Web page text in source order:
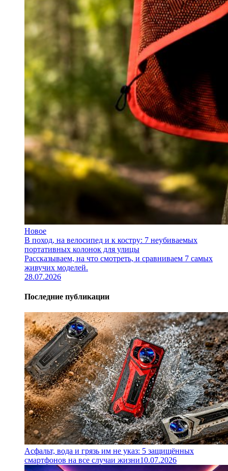
Новое
В поход, на велосипед и к костру: 7 неубиваемых
портативных колонок для улицы
Рассказываем, на что смотреть, и сравниваем 7 самых
живучих моделей.
28.07.2026
Последние публикации
Асфальт, вода и грязь им не указ: 5 защищённых
смартфонов на все случаи жизни10.07.2026